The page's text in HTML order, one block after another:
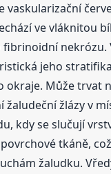
vaskularizační
ve vláknitou
fibrinoidní nekrózu.
jeho
okraje. Může trvat
žaludeční žlázy v
kdy se slučují
tkáně,
žaludku.